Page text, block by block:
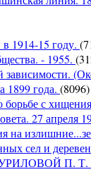
1914-15 году.
- 1955.
1899 года. (8096)
борьбе с
27 апреля
на
сел и
ЧУРИЛОВОЙ П. Т.